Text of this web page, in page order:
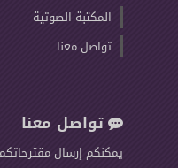
المكتبة الصوتية
تواصل معنا
تواصل معنا
يمكنكم إرسال